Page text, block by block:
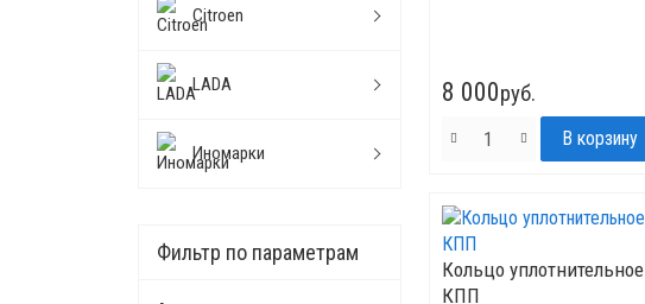
Citroen
LADA
Иномарки
Фильтр по параметрам
8 000руб.
Кольцо уплотнительное
КПП